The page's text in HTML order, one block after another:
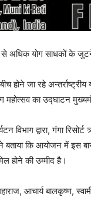
अधिक योग साधकों के
होने जा रहे
महोत्सव का उद्घाटन
विभाग द्वारा, गंगा
ने बताया कि आयोजन में इस
होने की उम्मीद है।
आचार्य बालकृष्ण,